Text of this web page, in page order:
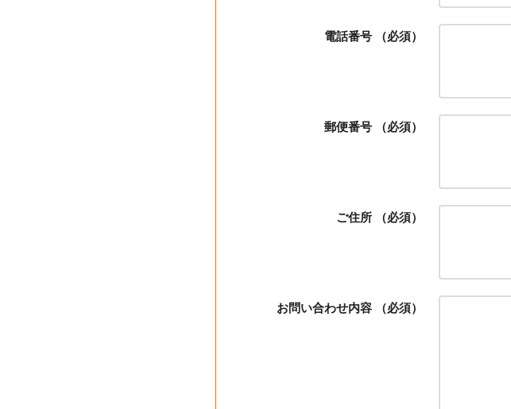
電話番号 （必須）
郵便番号 （必須）
ご住所 （必須）
お問い合わせ内容 （必須）